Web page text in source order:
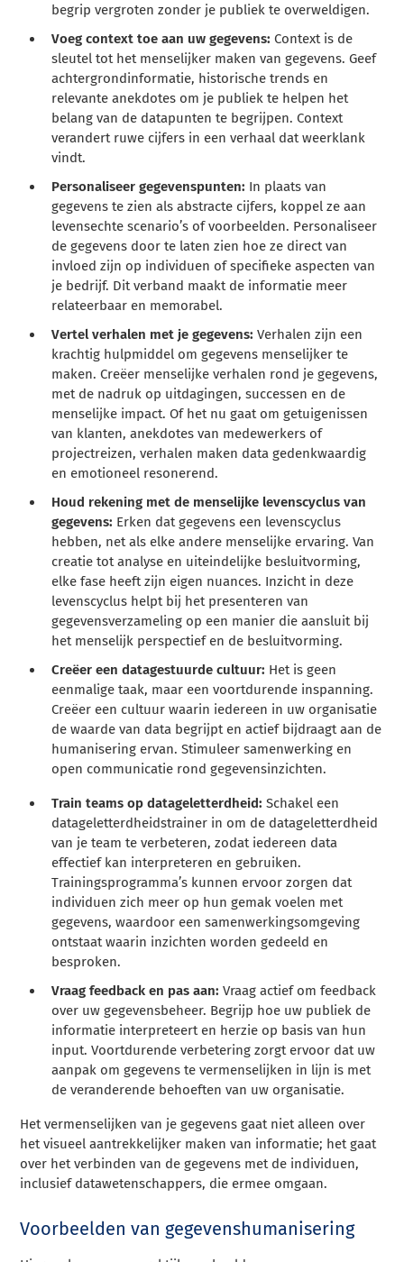
begrip vergroten zonder je publiek te overweldigen.
Voeg context toe aan uw gegevens:Context is de
sleutel tot het menselijker maken van gegevens. Geef
achtergrondinformatie, historische trends en
relevante anekdotes om je publiek te helpen het
belang van de datapunten te begrijpen. Context
verandert ruwe cijfers in een verhaal dat weerklank
vindt.
Personaliseer gegevenspunten: In plaats van
gegevens te zien als abstracte cijfers, koppel ze aan
levensechte scenario’s of voorbeelden. Personaliseer
de gegevens door te laten zien hoe ze direct van
invloed zijn op individuen of specifieke aspecten van
je bedrijf. Dit verband maakt de informatie meer
relateerbaar en memorabel.
Vertel verhalen met je gegevens: Verhalen zijn een
krachtig hulpmiddel om gegevens menselijker te
maken. Creëer menselijke verhalen rond je gegevens,
met de nadruk op uitdagingen, successen en de
menselijke impact. Of het nu gaat om getuigenissen
van klanten, anekdotes van medewerkers of
projectreizen, verhalen maken data gedenkwaardig
en emotioneel resonerend.
Houd rekening met de menselijke levenscyclus van
gegevens: Erken dat gegevens een levenscyclus
hebben, net als elke andere menselijke ervaring. Van
creatie tot analyse en uiteindelijke besluitvorming,
elke fase heeft zijn eigen nuances. Inzicht in deze
levenscyclus helpt bij het presenteren van
gegevensverzameling op een manier die aansluit bij
het menselijk perspectief en de besluitvorming.
Creëer een datagestuurde cultuur: Het is geen
eenmalige taak, maar een voortdurende inspanning.
Creëer een cultuur waarin iedereen in uw organisatie
de waarde van data begrijpt en actief bijdraagt aan de
humanisering ervan. Stimuleer samenwerking en
open communicatie rond gegevensinzichten.
Train teams op datageletterdheid: Schakel een
datageletterdheidstrainer in om de datageletterdheid
van je team te verbeteren, zodat iedereen data
effectief kan interpreteren en gebruiken.
Trainingsprogramma’s kunnen ervoor zorgen dat
individuen zich meer op hun gemak voelen met
gegevens, waardoor een samenwerkingsomgeving
ontstaat waarin inzichten worden gedeeld en
besproken.
Vraag feedback en pas aan:Vraag actief om feedback
over uw gegevensbeheer. Begrijp hoe uw publiek de
informatie interpreteert en herzie op basis van hun
input. Voortdurende verbetering zorgt ervoor dat uw
aanpak om gegevens te vermenselijken in lijn is met
de veranderende behoeften van uw organisatie.
Het vermenselijken van je gegevens gaat niet alleen over
het visueel aantrekkelijker maken van informatie; het gaat
over het verbinden van de gegevens met de individuen,
inclusief datawetenschappers, die ermee omgaan.
Voorbeelden van gegevenshumanisering